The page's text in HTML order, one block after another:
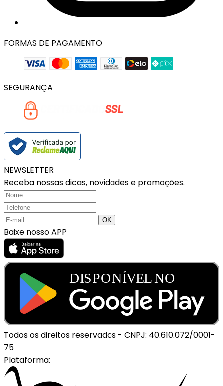
FORMAS DE PAGAMENTO
SEGURANÇA
NEWSLETTER
Receba nossas dicas, novidades e promoções.
Baixe nosso APP
Todos os direitos reservados - CNPJ: 40.610.072/0001-
75
Plataforma: